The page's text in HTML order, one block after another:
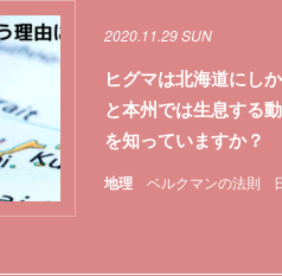
地理 ベルクマンの法則
2020.11.29 SUN
ヒグマは北海道にし
と本州では生息する
を知っていますか？